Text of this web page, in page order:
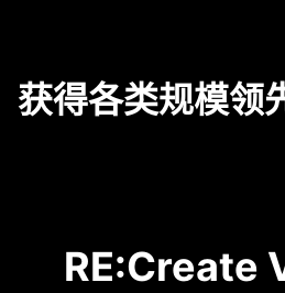
获得各类规模领
RE:Create